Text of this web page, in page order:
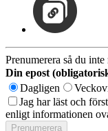
Prenumerera så du
Din epost
Dagligen
Jag har läst och
enligt informationen